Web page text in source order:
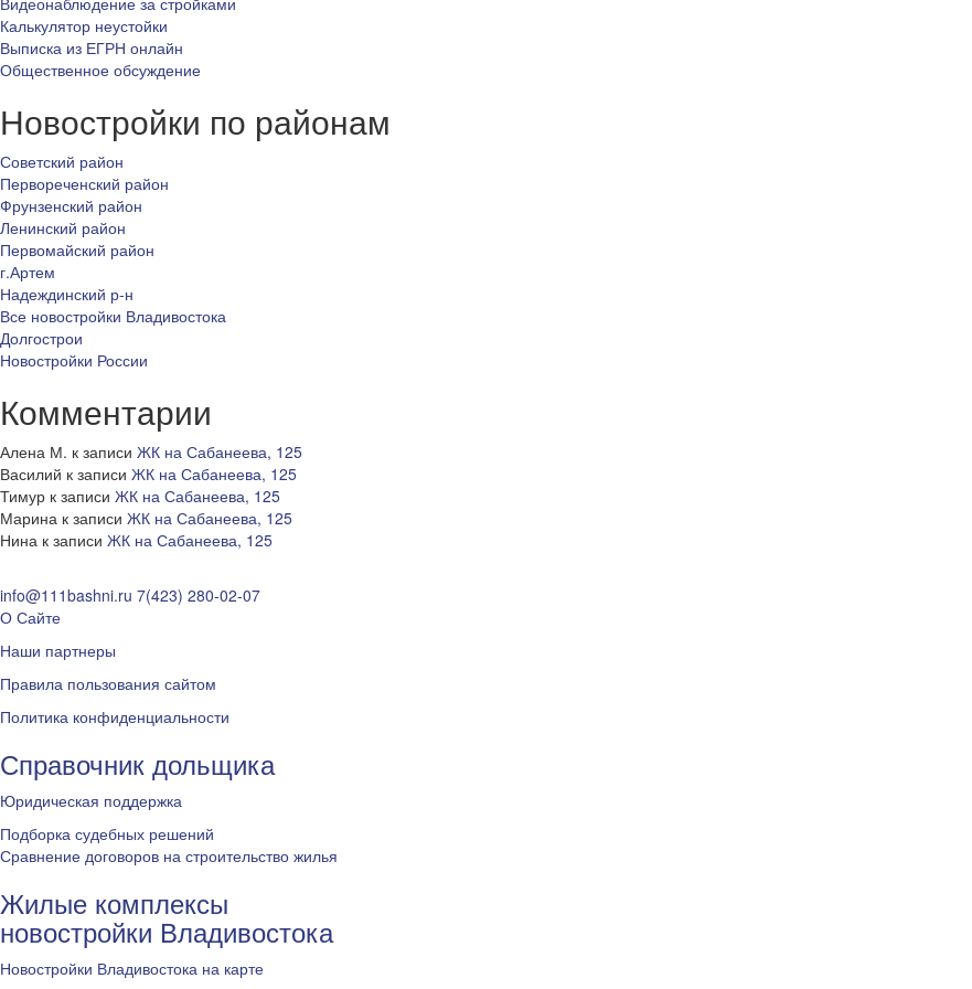
Калькулятор неустойки
Выписка из ЕГРН онлайн
Общественное обсуждение
Новостройки по районам
Советский район
Первореченский район
Фрунзенский район
Ленинский район
Первомайский район
г.Артем
Надеждинский р-н
Все новостройки Владивостока
Долгострои
Новостройки России
Комментарии
Алена М. к записи ЖК на Сабанеева, 125
Василий к записи ЖК на Сабанеева, 125
Тимур к записи ЖК на Сабанеева, 125
Марина к записи ЖК на Сабанеева, 125
Нина к записи ЖК на Сабанеева, 125
info@111bashni.ru 7(423) 280-02-07
О Сайте
Наши партнеры
Правила пользования сайтом
Политика конфиденциальности
Справочник дольщика
Юридическая поддержка
Подборка судебных решений
Сравнение договоров на строительство жилья
Жилые комплексы
новостройки Владивостока
Новостройки Владивостока на карте